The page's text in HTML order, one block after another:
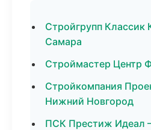
Стройгрупп Классик
Самара
Строймастер Центр
Стройкомпания
Нижний Новгород
ПСК Престиж Идеал